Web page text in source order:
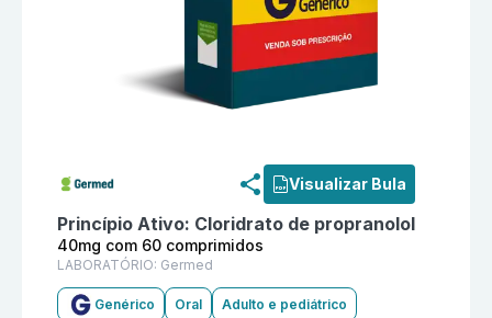
Visualizar Bula
Princípio Ativo: Cloridrato de propranolol
40mg com 60 comprimidos
LABORATÓRIO: Germed
Genérico Oral Adulto e pediátrico